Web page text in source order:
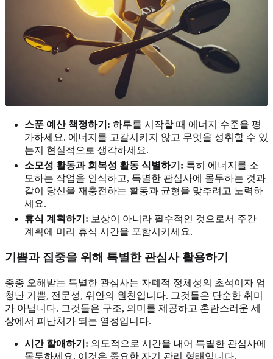
스푼 예산 책정하기: 하루를 시작할 때 에너지 수준을 평
가하세요. 에너지를 고갈시키지 않고 무엇을 성취할 수 있
는지 현실적으로 생각하세요.
소모성 활동과 회복성 활동 식별하기: 특히 에너지를 소
모하는 작업을 인식하고, 특별한 관심사에 몰두하는 것과
같이 당신을 재충전하는 활동과 균형을 맞추려고 노력하
세요.
휴식 계획하기: 보상이 아니라 필수적인 것으로서 주간
계획에 미리 휴식 시간을 포함시키세요.
기쁨과 집중을 위해 특별한 관심사활용하기
종종 오해받는 특별한 관심사는 자폐적 정체성의 초석이자 엄
청난 기쁨, 전문성, 위안의 원천입니다. 그것들은 단순한 취미
가 아닙니다. 그것들은 구조, 의미를 제공하고 혼란스러운 세
상에서 피난처가 되는 열정입니다.
시간 할애하기: 의도적으로 시간을 내어 특별한 관심사에
몰두하세요. 이것은 중요한 자기 관리 형태입니다.